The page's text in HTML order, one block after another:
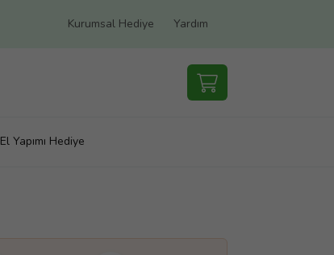
Kurumsal Hediye Yardım
El Yapımı Hediye